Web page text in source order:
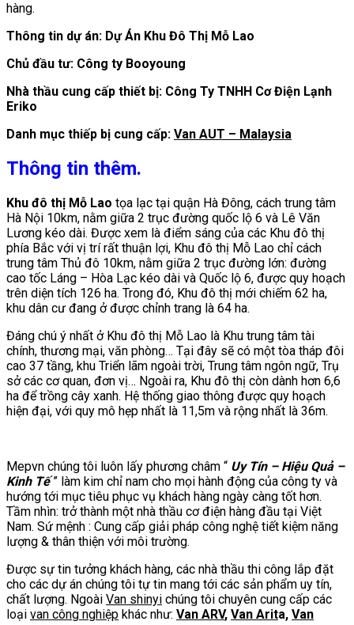
hàng.
Thông tin dự án: Dự Án Khu Đô Thị Mỗ Lao
Chủ đầu tư: Công ty Booyoung
Nhà thầu cung cấp thiết bị: Công Ty TNHH Cơ Điện Lạnh
Eriko
Danh mục thiếp bị cung cấp: Van AUT – Malaysia
Thông tin thêm.
Khu đô thị Mỗ Lao tọa lạc tại quận Hà Đông, cách trung tâm
Hà Nội 10km, nằm giữa 2 trục đường quốc lộ 6 và Lê Văn
Lương kéo dài. Được xem là điểm sáng của các Khu đô thị
phía Bắc với vị trí rất thuận lợi, Khu đô thị Mỗ Lao chỉ cách
trung tâm Thủ đô 10km, nằm giữa 2 trục đường lớn: đường
cao tốc Láng – Hòa Lạc kéo dài và Quốc lộ 6, được quy hoạch
trên diện tích 126 ha. Trong đó, Khu đô thị mới chiếm 62 ha,
khu dân cư đang ở được chỉnh trang là 64 ha.
Đáng chú ý nhất ở Khu đô thị Mỗ Lao là Khu trung tâm tài
chính, thương mại, văn phòng… Tại đây sẽ có một tòa tháp đôi
cao 37 tầng, khu Triển lãm ngoài trời, Trung tâm ngôn ngữ, Trụ
sở các cơ quan, đơn vị… Ngoài ra, Khu đô thị còn dành hơn 6,6
ha để trồng cây xanh. Hệ thống giao thông được quy hoạch
hiện đại, với quy mô hẹp nhất là 11,5m và rộng nhất là 36m.
Mepvn chúng tôi luôn lấy phương châm “ Uy Tín – Hiệu Quả –
Kinh Tế” làm kim chỉ nam cho mọi hành động của công ty và
hướng tới mục tiêu phục vụ khách hàng ngày càng tốt hơn.
Tầm nhìn: trở thành một nhà thầu cơ điện hàng đầu tại Việt
Nam. Sứ mệnh : Cung cấp giải pháp công nghệ tiết kiệm năng
lượng & thân thiện với môi trường.
Được sự tin tưởng khách hàng, các nhà thầu thi công lắp đặt
cho các dự án chúng tôi tự tin mang tới các sản phẩm uy tín,
chất lượng. Ngoài Van shinyi chúng tôi chuyên cung cấp các
loại van công nghiệp khác như: Van ARV, Van Arita, Van